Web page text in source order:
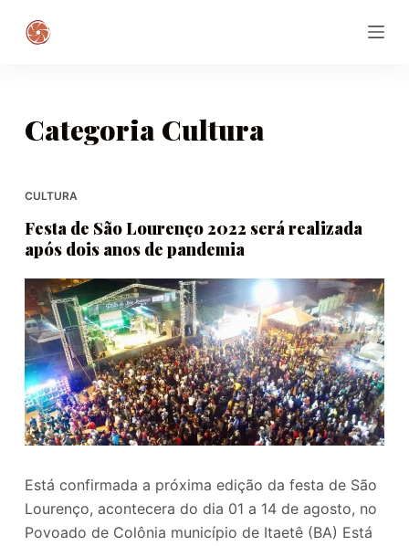
p
o
c
o
n
e
ú
d
o
Categoria Cultura
CULTURA
Festa de São Lourenço 2022 será realizada
após dois anos de pandemia
Está confirmada a próxima edição da festa de São
Lourenço, acontecera do dia 01 a 14 de agosto, no
Povoado de Colônia município de Itaetê (BA) Está